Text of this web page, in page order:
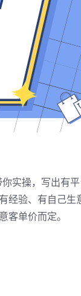
实操，写出有
经验、有自己
单价而定。